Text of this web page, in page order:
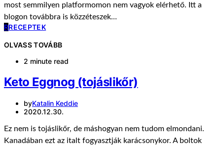
most semmilyen platformomon nem vagyok elérhető. Itt a
blogon továbbra is közzéteszek…
RRECEPTEK
OLVASS TOVÁBB
2 minute read
Keto Eggnog (tojáslikőr)
byKatalin Keddie
2020.12.30.
Ez nem is tojáslikőr, de máshogyan nem tudom elmondani.
Kanadában ezt az italt fogyasztják karácsonykor. A boltok